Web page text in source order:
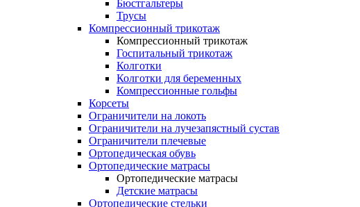
Бюстгальтеры
Трусы
Компрессионный трикотаж
Компрессионный трикотаж
Госпитальный трикотаж
Колготки
Колготки для беременных
Компрессионные гольфы
Корсеты
Ограничители на локоть
Ограничители на лучезапястный сустав
Ограничители плечевые
Ортопедическая обувь
Ортопедические матрасы
Ортопедические матрасы
Детские матрасы
Ортопедические стельки